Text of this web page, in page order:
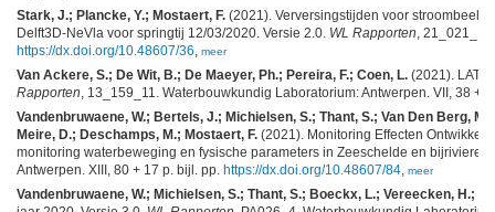
Stark, J.; Plancke, Y.; Mostaert, F. (2021). Verversingstijden voor
Delft3D-NeVla voor springtij 12/03/2020. Versie 2.0. WL Rapporten ,
https://dx.doi.org/10.48607/36
meer
Van Ackere, S.; De Wit, B.; De Maeyer, Ph.; Pereira, F.; Coen, L. (2021).
Rapporten , 13_159_11. Waterbouwkundig Laboratorium: Antwerpen. VII, 38 +
Vandenbruwaene, W.; Bertels, J.; Michielsen, S.; Thant, S.; Van Den Berg,
Meire, D.; Deschamps, M.; Mostaert, F. (2021). Monitoring Effecten
monitoring waterbeweging en fysische parameters in Zeeschelde en
Antwerpen. XIII, 80 + 17 p. bijl. pp. https://dx.doi.org/10.48607/84 meer
Vandenbruwaene, W.; Michielsen, S.; Thant, S.; Boeckx, L.; Vereecken, H.;